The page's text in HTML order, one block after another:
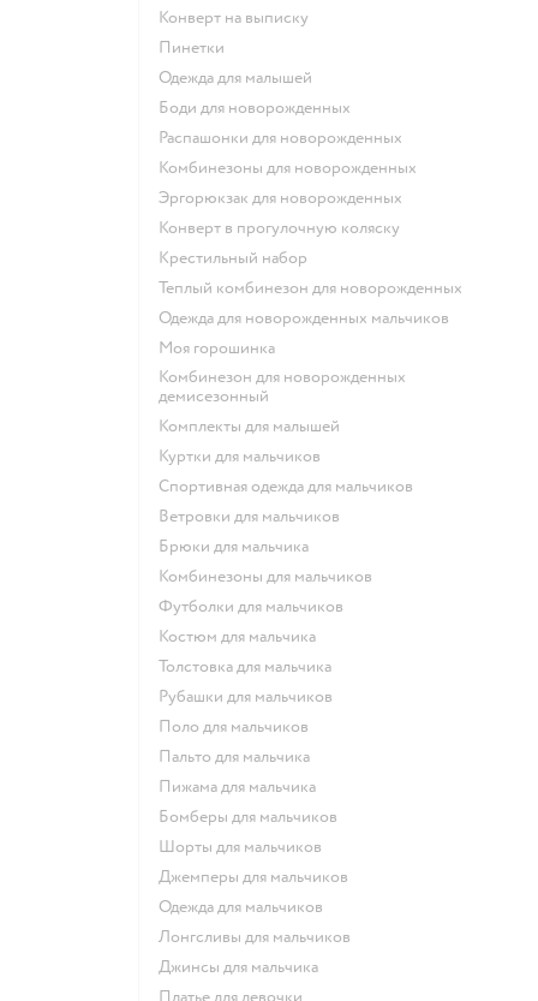
Конверт на выписку
Пинетки
Одежда для малышей
Боди для новорожденных
Распашонки для новорожденных
Комбинезоны для новорожденных
Эргорюкзак для новорожденных
Конверт в прогулочную коляску
Крестильный набор
Теплый комбинезон для новорожденных
Одежда для новорожденных мальчиков
Моя горошинка
Комбинезон для новорожденных
демисезонный
Комплекты для малышей
Куртки для мальчиков
Спортивная одежда для мальчиков
Ветровки для мальчиков
Брюки для мальчика
Комбинезоны для мальчиков
Футболки для мальчиков
Костюм для мальчика
Толстовка для мальчика
Рубашки для мальчиков
Поло для мальчиков
Пальто для мальчика
Пижама для мальчика
Бомберы для мальчиков
Шорты для мальчиков
Джемперы для мальчиков
Одежда для мальчиков
Лонгсливы для мальчиков
Джинсы для мальчика